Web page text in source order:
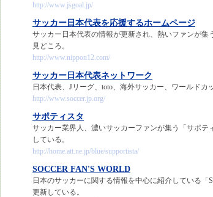
http://www.jsgoal.jp/
サッカー日本代表を応援するホームページ
サッカー日本代表の情報が更新され、熱いファンが
見どころ。
http://www.nippon12.com/
サッカー日本代表ネットワーク
日本代表、Jリーグ、toto、海外サッカー、ワールド
http://www.soccer.jp.org/
サポティスタ
サッカー業界人、濃いサッカーファンが集う「サポ
している。
http://home.att.ne.jp/blue/supportista/
SOCCER FAN'S WORLD
日本のサッカーに関する情報を中心に紹介している「
更新している。